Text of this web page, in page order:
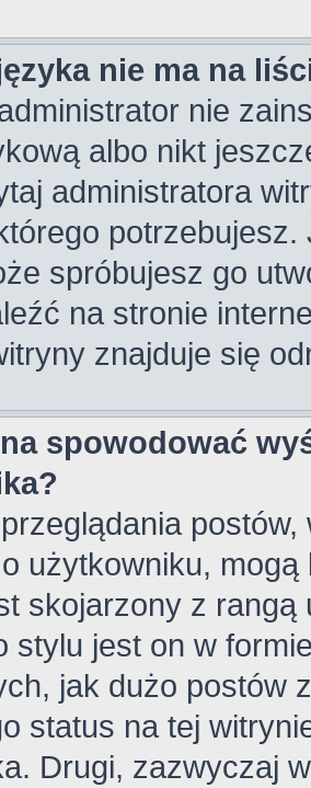
nie ma na
nie
albo nikt
administratora
spróbujesz go
na stronie
znajduje się
spowodować
użytkowniku,
skojarzony z
stylu jest on w
jak dużo postów
status na tej
Drugi, zazwyczaj